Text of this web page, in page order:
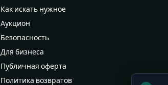
Как искать нужное
Аукцион
Безопасность
Для бизнеса
Публичная оферта
Политика возвратов